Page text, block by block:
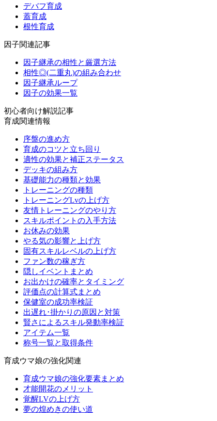
デバフ育成
蓋育成
根性育成
因子関連記事
因子継承の相性と厳選方法
相性◎(二重丸)の組み合わせ
因子継承ループ
因子の効果一覧
初心者向け解説記事
育成関連情報
序盤の進め方
育成のコツと立ち回り
適性の効果と補正ステータス
デッキの組み方
基礎能力の種類と効果
トレーニングの種類
トレーニングLvの上げ方
友情トレーニングのやり方
スキルポイントの入手方法
お休みの効果
やる気の影響と上げ方
固有スキルレベルの上げ方
ファン数の稼ぎ方
隠しイベントまとめ
お出かけの確率とタイミング
評価点の計算式まとめ
保健室の成功率検証
出遅れ･掛かりの原因と対策
賢さによるスキル発動率検証
アイテム一覧
称号一覧と取得条件
育成ウマ娘の強化関連
育成ウマ娘の強化要素まとめ
才能開花のメリット
覚醒LVの上げ方
夢の煌めきの使い道